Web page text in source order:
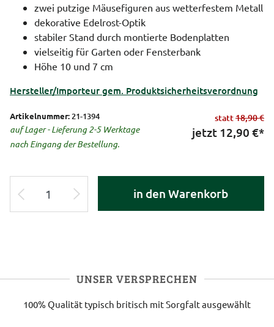
zwei putzige Mäusefiguren aus wetterfestem Metall
dekorative Edelrost-Optik
stabiler Stand durch montierte Bodenplatten
vielseitig für Garten oder Fensterbank
Höhe 10 und 7 cm
Hersteller/Importeur gem. Produktsicherheitsverordnung
Artikelnummer: 21-1394
auf Lager - Lieferung 2-5 Werktage
nach Eingang der Bestellung.
statt18,90 €
jetzt 12,90 €*
in den Warenkorb
UNSER VERSPRECHEN
100% Qualität typisch britisch mit Sorgfalt ausgewählt